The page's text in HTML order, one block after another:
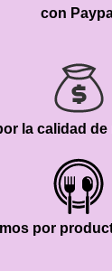
con
la calidad
por